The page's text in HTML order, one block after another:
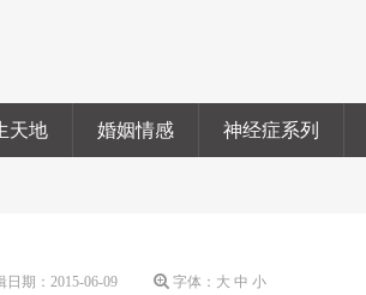
天地 婚姻情感 神经症系列
日期：2015-06-09 字体： 大 中 小